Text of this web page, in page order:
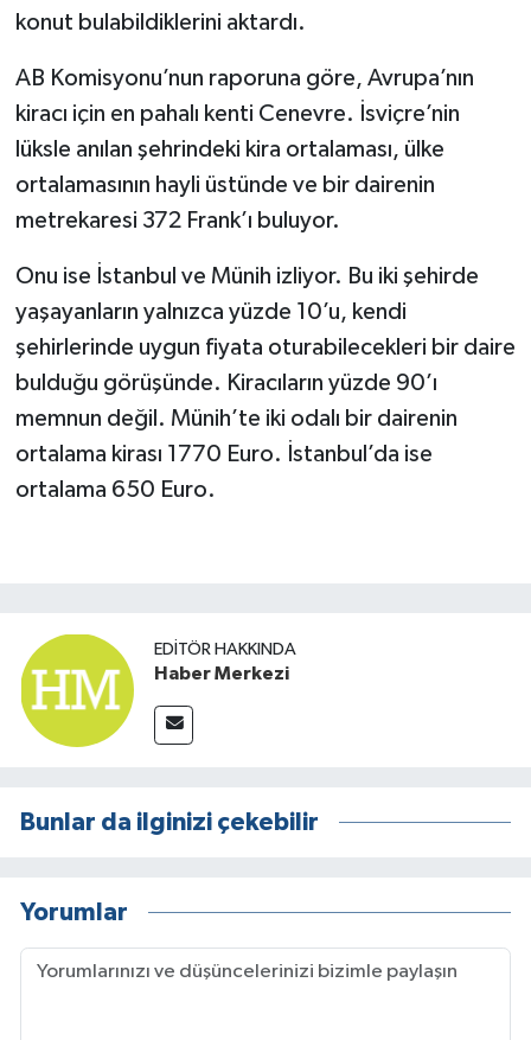
konut bulabildiklerini aktardı.
AB Komisyonu’nun raporuna göre, Avrupa’nın
kiracı için en pahalı kenti Cenevre. İsviçre’nin
lüksle anılan şehrindeki kira ortalaması, ülke
ortalamasının hayli üstünde ve bir dairenin
metrekaresi 372 Frank’ı buluyor.
Onu ise İstanbul ve Münih izliyor. Bu iki şehirde
yaşayanların yalnızca yüzde 10’u, kendi
şehirlerinde uygun fiyata oturabilecekleri bir daire
bulduğu görüşünde. Kiracıların yüzde 90’ı
memnun değil. Münih’te iki odalı bir dairenin
ortalama kirası 1770 Euro. İstanbul’da ise
ortalama 650 Euro.
EDITÖR HAKKINDA
Haber Merkezi
Bunlar da ilginizi çekebilir
Yorumlar